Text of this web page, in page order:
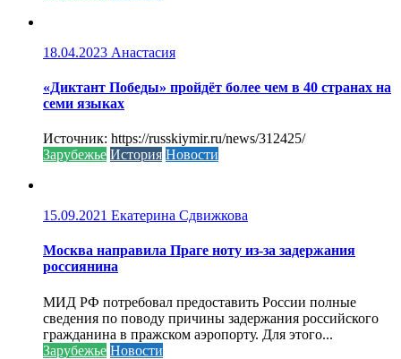
18.04.2023 Анастасия
«Диктант Победы» пройдёт более чем в 40 странах на
семи языках
Источник: https://russkiymir.ru/news/312425/
Зарубежье История Новости
15.09.2021 Екатерина Сдвижкова
Москва направила Праге ноту из-за задержания
россиянина
МИД РФ потребовал предоставить России полные
сведения по поводу причины задержания российского
гражданина в пражском аэропорту. Для этого...
Зарубежье Новости